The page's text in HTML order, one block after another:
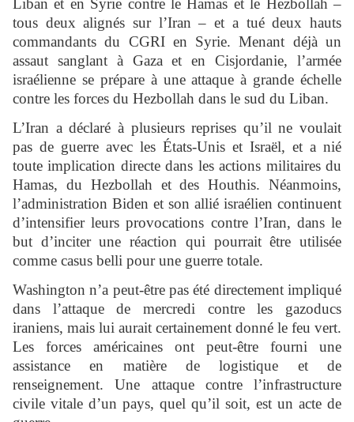
Liban et en Syrie contre le Hamas et le Hezbollah –
tous deux alignés sur l’Iran – et a tué deux hauts
commandants du CGRI en Syrie. Menant déjà un
assaut sanglant à Gaza et en Cisjordanie, l’armée
israélienne se prépare à une attaque à grande échelle
contre les forces du Hezbollah dans le sud du Liban.
L’Iran a déclaré à plusieurs reprises qu’il ne voulait
pas de guerre avec les États-Unis et Israël, et a nié
toute implication directe dans les actions militaires du
Hamas, du Hezbollah et des Houthis. Néanmoins,
l’administration Biden et son allié israélien continuent
d’intensifier leurs provocations contre l’Iran, dans le
but d’inciter une réaction qui pourrait être utilisée
comme casus belli pour une guerre totale.
Washington n’a peut-être pas été directement impliqué
dans l’attaque de mercredi contre les gazoducs
iraniens, mais lui aurait certainement donné le feu vert.
Les forces américaines ont peut-être fourni une
assistance en matière de logistique et de
renseignement. Une attaque contre l’infrastructure
civile vitale d’un pays, quel qu’il soit, est un acte de